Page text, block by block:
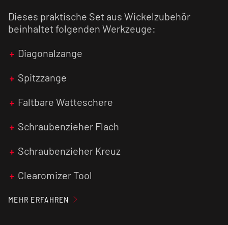
Dieses praktische Set aus Wickelzubehör
beinhaltet folgenden Werkzeuge:
Diagonalzange
Spitzzange
Faltbare Watteschere
Schraubenzieher Flach
Schraubenzieher Kreuz
Clearomizer Tool
Coil Kit
MEHR ERFAHREN